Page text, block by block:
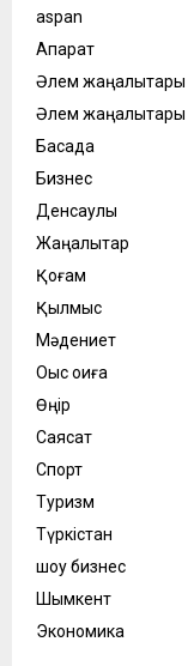
aspan
Ақпарат
Әлем жаңалықтары
Әлем жаңалықтары
Басқада
Бизнес
Денсаулық
Жаңалықтар
Қоғам
Қылмыс
Мәдениет
Оқыс оқиға
Өңір
Саясат
Спорт
Туризм
Түркістан
шоу бизнес
Шымкент
Экономика